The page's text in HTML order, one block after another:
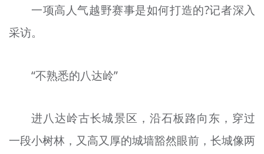
一项高人气越野赛事是如何打造的?记者深入
采访。
“不熟悉的八达岭”
进八达岭古长城景区，沿石板路向东，穿过
一段小树林，又高又厚的城墙豁然眼前，长城像两